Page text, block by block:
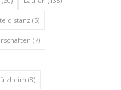
(5)
(7)
(8)